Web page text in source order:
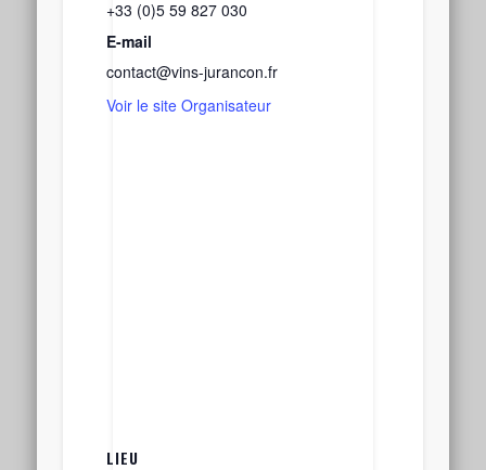
+33 (0)5 59 827 030
E-mail
contact@vins-jurancon.fr
Voir le site Organisateur
LIEU